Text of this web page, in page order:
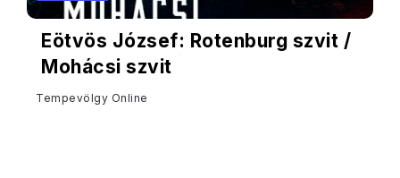
Eötvös József: Rotenburg szvit /
Mohácsi szvit
Tempevölgy Online